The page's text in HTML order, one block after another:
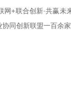
网+联合创新·共赢未
同创新联盟一百余